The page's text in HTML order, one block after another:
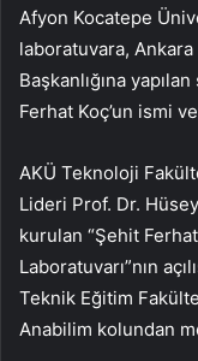
Afyon Kocatepe
laboratuvara,
Başkanlığına
Ferhat Koç’un ismi
AKÜ Teknoloji
Lideri Prof. Dr.
kurulan “Şehit
Laboratuvarı”nın
Teknik Eğitim
Anabilim kolundan